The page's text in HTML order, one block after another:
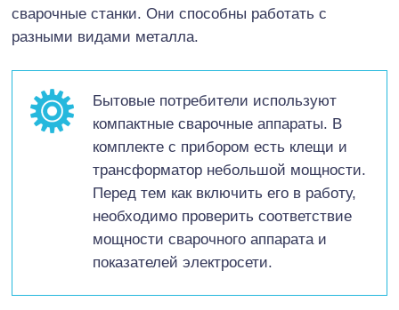
сварочные станки. Они способны работать с
разными видами металла.
Бытовые потребители используют
компактные сварочные аппараты. В
комплекте с прибором есть клещи и
трансформатор небольшой мощности.
Перед тем как включить его в работу,
необходимо проверить соответствие
мощности сварочного аппарата и
показателей электросети.